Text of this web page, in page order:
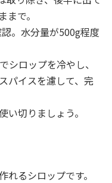
で。
。水分量が500g程度
シロップを冷やし、
パイスを濾して、完
切りましょう。
るシロップです。